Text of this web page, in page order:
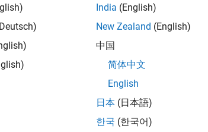
India (English)
New Zealand (English)
中国
简体中文
English
日本 (日本語)
한국 (한국어)